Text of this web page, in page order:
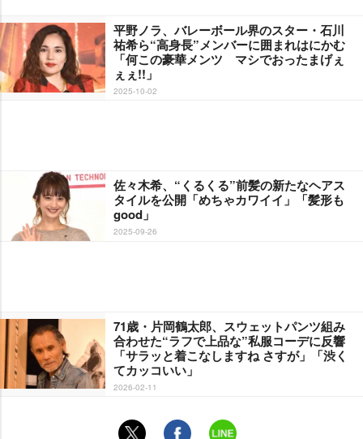
平野ノラ、バレーボール界のスター・石川
祐希ら“高身長”メンバーに囲まれはにかむ
「何この豪華メンツ マシでおったまげぇ
ぇぇ!!」
2025-10-02
佐々木希、“くるくる”前髪の新たなヘアス
タイルを公開「めちゃカワイイ」「髪形も
good」
2025-09-26
71歳・片岡鶴太郎、スウェットパンツ組み
合わせた“ラフで上品な”私服コーデに反響
「サラッと着こなしますね さすが」「渋く
てカッコいい」
2026-02-11